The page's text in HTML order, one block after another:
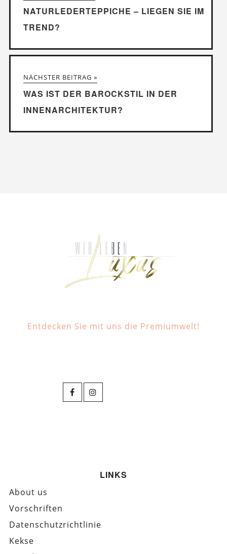
NATURLEDERTEPPICHE – LIEGEN SIE IM
TREND?
NÄCHSTER BEITRAG »
WAS IST DER BAROCKSTIL IN DER
INNENARCHITEKTUR?
Entdecken Sie mit uns die Premiumwelt!
LINKS
About us
Vorschriften
Datenschutzrichtlinie
Kekse